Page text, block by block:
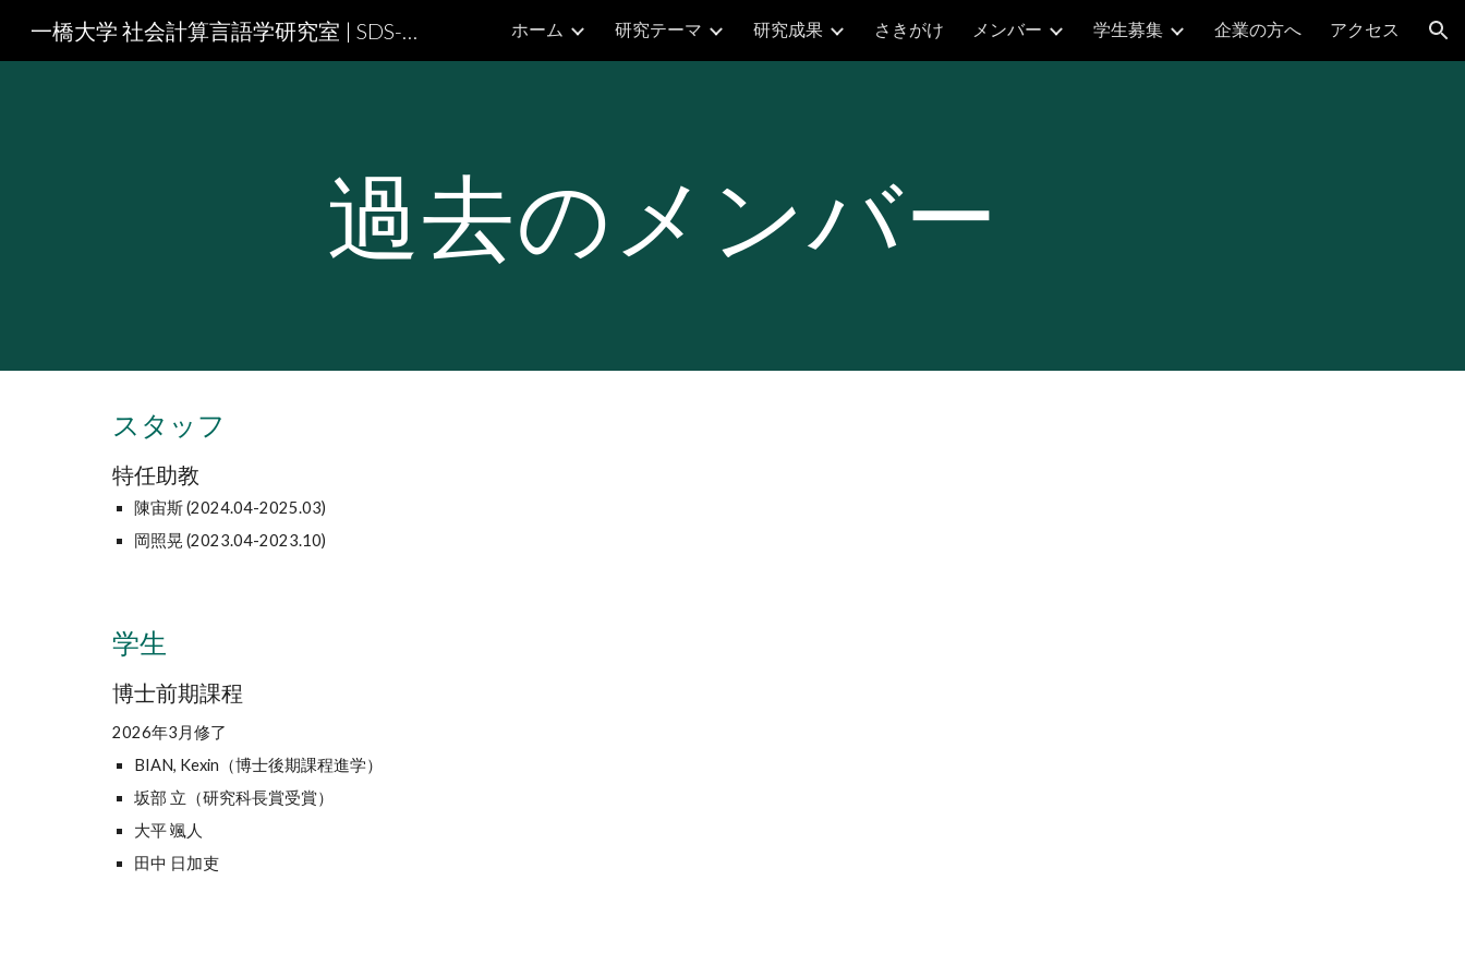
Skip to main content Skip to navigation
一橋大学 社会計算言語学研究室 | SDS-NLP ホーム 研究テーマ 研究成果 さきがけ メンバー 学生募集 企業の方へ アクセス
過去のメンバー
スタッフ
特任助教
陳宙斯 (2024.04-2025.03)
岡照晃 (2023.04-2023.10)
学生
博士前期課程
2026年3月修了
BIAN, Kexin（博士後期課程進学）
坂部 立（研究科長賞受賞）
大平 颯人
田中 日加吏